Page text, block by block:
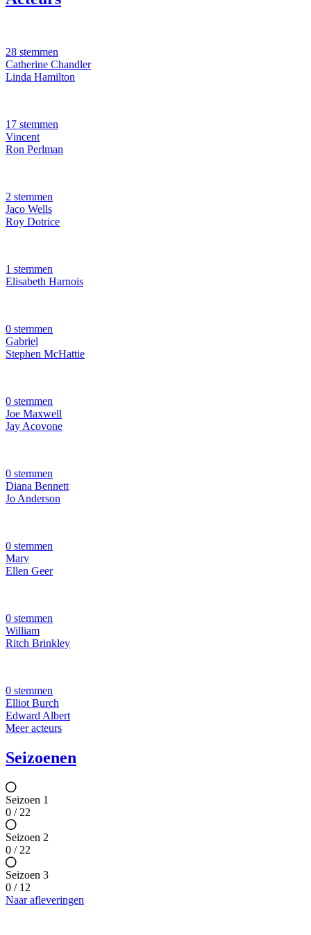
28 stemmen
Catherine Chandler
Linda Hamilton
17 stemmen
Vincent
Ron Perlman
2 stemmen
Jaco Wells
Roy Dotrice
1 stemmen
Elisabeth Harnois
0 stemmen
Gabriel
Stephen McHattie
0 stemmen
Joe Maxwell
Jay Acovone
0 stemmen
Diana Bennett
Jo Anderson
0 stemmen
Mary
Ellen Geer
0 stemmen
William
Ritch Brinkley
0 stemmen
Elliot Burch
Edward Albert
Meer acteurs
Seizoenen
Seizoen 1
0 / 22
Seizoen 2
0 / 22
Seizoen 3
0 / 12
Naar afleveringen